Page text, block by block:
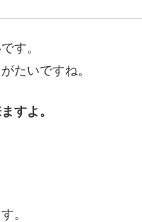
す。
たいですね。
すよ。
。